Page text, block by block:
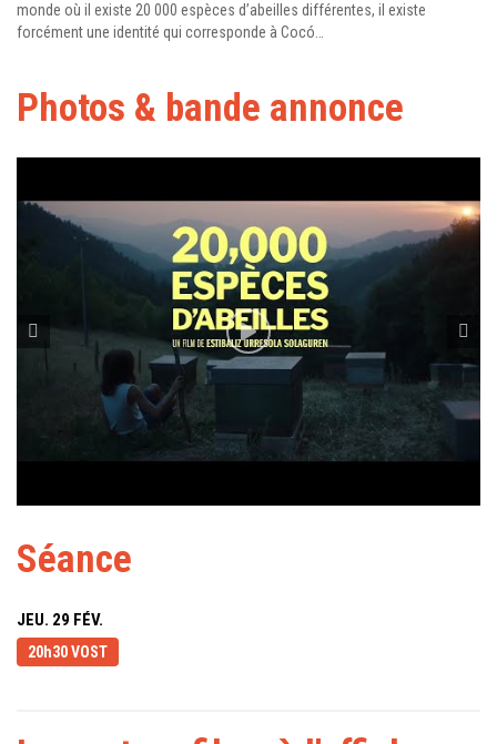
monde où il existe 20 000 espèces d’abeilles différentes, il existe
forcément une identité qui corresponde à Cocó…
Photos & bande annonce
Séance
JEU. 29 FÉV.
20h30 VOST